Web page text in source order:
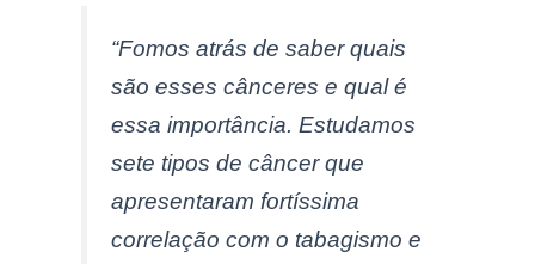
“Fomos atrás de saber quais
são esses cânceres e qual é
essa importância. Estudamos
sete tipos de câncer que
apresentaram fortíssima
correlação com o tabagismo e